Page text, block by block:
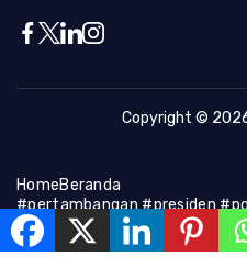
Copyright ©
HomeBeranda
#pertambangan #presiden
#presiden #Kapolri #indonesia